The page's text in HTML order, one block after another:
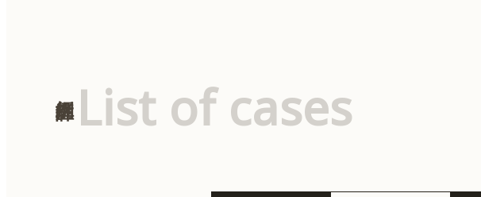
List of cases